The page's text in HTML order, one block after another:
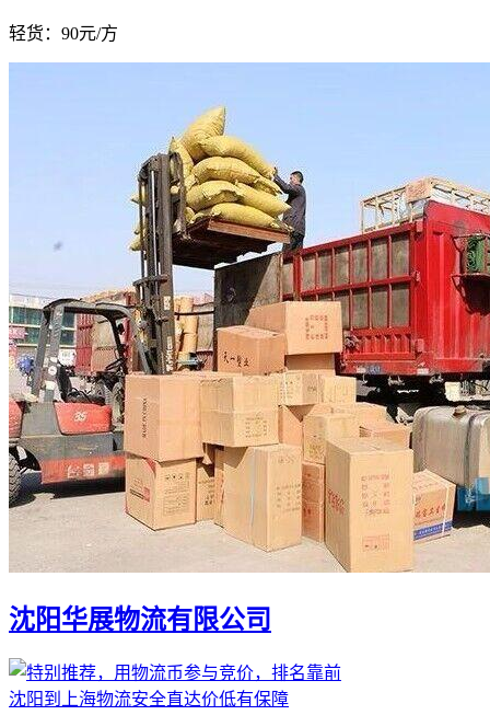
轻货： 90元/方
沈阳华展物流有限公司
沈阳到上海物流安全直达价低有保障